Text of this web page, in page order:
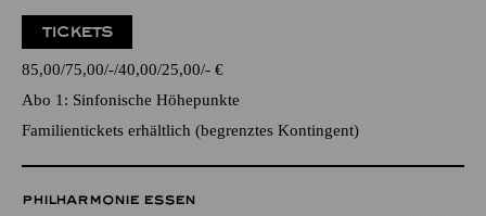
"Late Night" im Anschluss an das Konzert, NATIONAL-
BANK Pavillon
TICKETS
85,00 75,00 - 40,00 25,00 -€
Abo 1: Sinfonische Höhepunkte
Familientickets erhältlich (begrenztes Kontingent)